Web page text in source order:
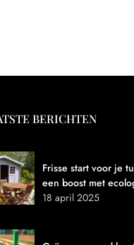
BERICHTEN
Frisse start voor je
een boost met
18 april 2025